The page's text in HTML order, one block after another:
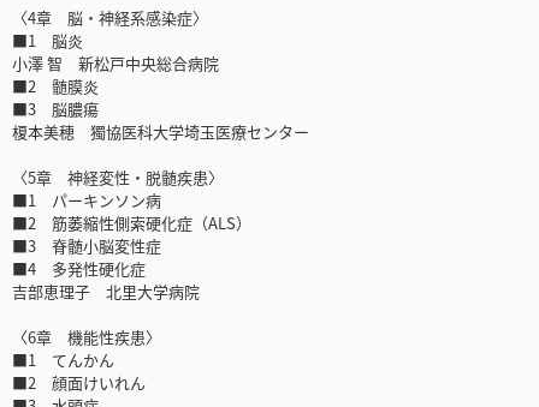
〈4章 脳・神経系感染症〉
■1 脳炎
小澤 智 新松戸中央総合病院
■2 髄膜炎
■3 脳膿瘍
榎本美穂 獨協医科大学埼玉医療センター
〈5章 神経変性・脱髄疾患〉
■1 パーキンソン病
■2 筋萎縮性側索硬化症（ALS）
■3 脊髄小脳変性症
■4 多発性硬化症
吉部恵理子 北里大学病院
〈6章 機能性疾患〉
■1 てんかん
■2 顔面けいれん